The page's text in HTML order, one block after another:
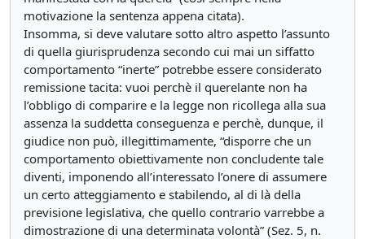
motivazione la sentenza appena citata).
Insomma, si deve valutare sotto altro aspetto l’assunto
di quella giurisprudenza secondo cui mai un siffatto
comportamento “inerte” potrebbe essere considerato
remissione tacita: vuoi perchè il querelante non ha
l’obbligo di comparire e la legge non ricollega alla sua
assenza la suddetta conseguenza e perchè, dunque, il
giudice non può, illegittimamente, “disporre che un
comportamento obiettivamente non concludente tale
diventi, imponendo all’interessato l’onere di assumere
un certo atteggiamento e stabilendo, al di là della
previsione legislativa, che quello contrario varrebbe a
dimostrazione di una determinata volontà” (Sez. 5, n.